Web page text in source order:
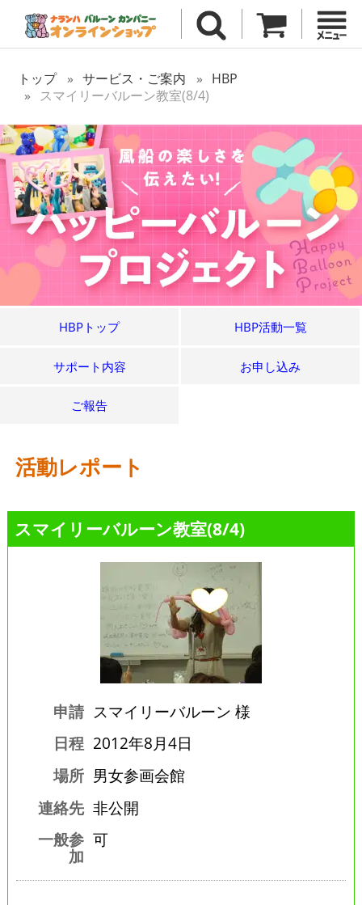
トップ サービス・ご案内
HBP
スマイリーバルーン教室(8/4)
HBPトップ HBP活動一覧
サポート内容 お申し込み
ご報告
活動レポート
スマイリーバルーン教室(8/4)
申請 スマイリーバルーン 様
日程 2012年8月4日
場所 男女参画会館
連絡先 非公開
一般参
加
可